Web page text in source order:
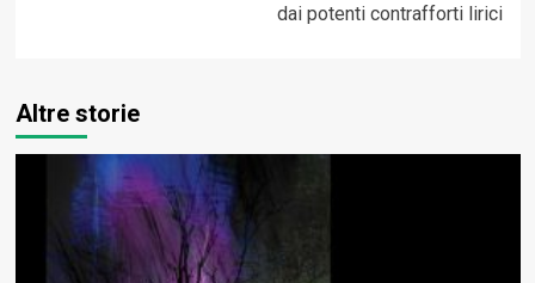
dai potenti contrafforti lirici
Altre storie